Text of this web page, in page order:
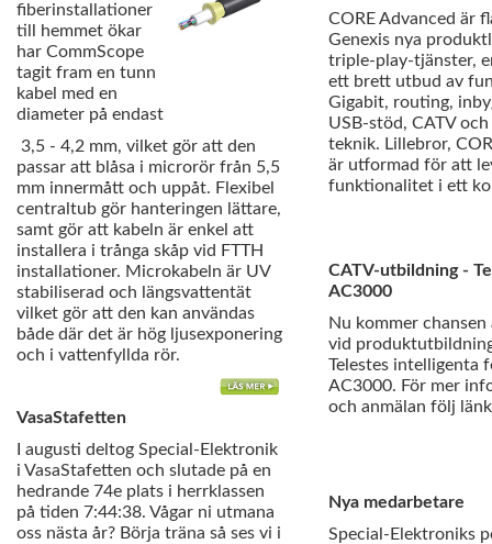
fiberinstallationer
till hemmet ökar
har CommScope
tagit fram en tunn
kabel med en
diameter på endast
3,5 - 4,2 mm, vilket gör att den
passar att blåsa i microrör från 5,5
mm innermått och uppåt. Flexibel
centraltub gör hanteringen lättare,
samt gör att kabeln är enkel att
installera i trånga skåp vid FTTH
installationer. Microkabeln är UV
stabiliserad och längsvattentät
vilket gör att den kan användas
både där det är hög ljusexponering
och i vattenfyllda rör.
VasaStafetten
I augusti deltog Special-Elektronik
i VasaStafetten och slutade på en
hedrande 74e plats i herrklassen
på tiden 7:44:38. Vågar ni utmana
oss nästa år? Börja träna så ses vi i
CORE Advanced är
Genexis nya
triple-play-tjänster,
ett brett utbud av
Gigabit, routing,
USB-stöd, CATV
teknik. Lillebror,
är utformad för att
funktionalitet i ett
CATV-utbildning -
AC3000
Nu kommer
vid
Telestes intelligenta
AC3000. För mer
och anmälan följ
Nya medarbetare
Special-Elektroniks